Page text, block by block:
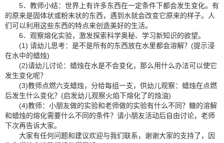
5．教师小结：世界上有许多东西在一定条件下都会发生变化。有
的原来是固体状或粉末状的东西，遇到水就会改变它原来的样子。人
们可以利用这些东西的特点来创造美好的生活。
6．观察熔化实验，激发探索科学奥秘、学习新知识的欲望。
(1) 请幼儿思考：是不是所有的东西放在水里都会溶解？(提示浸
在水中的蜡烛)
(2)请幼儿讨论：蜡烛在水是不会变化，那么用什么办法可以使它
发生变化呢？
(3)教师点燃六支蜡烛，分给每组一支，供幼儿观察：蜡烛在点燃
后发生什么变化？(启发幼儿观察火焰下熔化了的烛油)
(4)教师：小朋友做的实验和老师做的实验有什么不同？糖的溶解
和蜡烛的熔化需要什么不同的条件？请小朋友活动后自由讨论，老师
下次再告诉大家。
大家有任何问题和建议欢迎与我们联系，谢谢大家的支持了，因